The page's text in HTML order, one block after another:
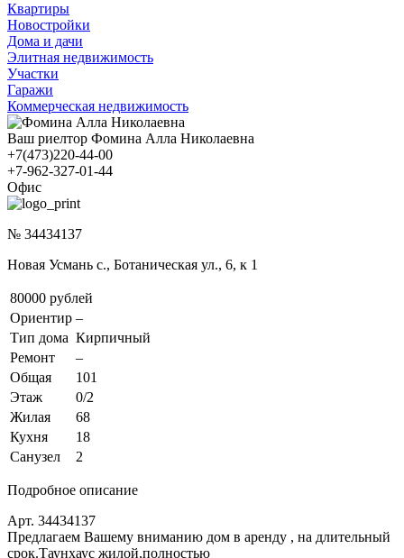
Квартиры
Новостройки
Дома и дачи
Элитная недвижимость
Участки
Гаражи
Коммерческая недвижимость
Ваш риелтор Фомина Алла Николаевна
+7(473)220-44-00
+7-962-327-01-44
Офис
№ 34434137
Новая Усмань с., Ботаническая ул., 6, к 1
80000 рублей
Ориентир –
Тип дома Кирпичный
Ремонт
–
Общая
101
Этаж
0/2
Жилая
68
Кухня
18
Санузел
2
Подробное описание
Арт. 34434137
Предлагаем Вашему вниманию дом в аренду , на длительный
срок.Таунхаус жилой,полностью